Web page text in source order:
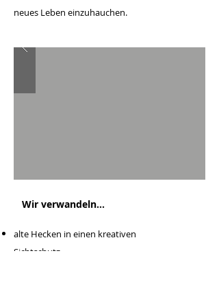
neues Leben einzuhauchen.
Wir verwandeln...
alte Hecken in einen kreativen
Sichtschutz